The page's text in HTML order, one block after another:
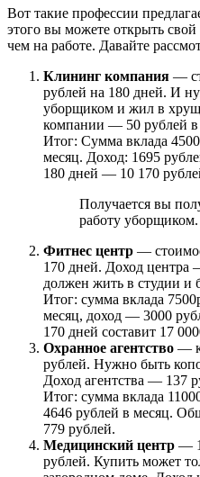
Вот такие профессии
этого вы можете открыть
чем на работе. Давайте
Клининг компания —
рублей на 180 дней. И
уборщиком и жил в
компании — 50 рублей в
Итог: Сумма вклада
месяц. Доход: 1695
180 дней — 10 170
Получается вы
работу уборщиком.
Фитнес центр —
170 дней. Доход центра
должен жить в студии и
Итог: сумма вклада
месяц, доход — 3000
170 дней составит 17
Охранное агентство —
рублей. Нужно быть
Доход агентства — 137
Итог: сумма вклада
4646 рублей в месяц.
779 рублей.
Медицинский центр —
рублей. Купить может